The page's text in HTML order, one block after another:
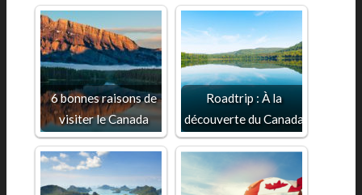
6 bonnes raisons de
visiter le Canada
Roadtrip : À la
découverte du Canada